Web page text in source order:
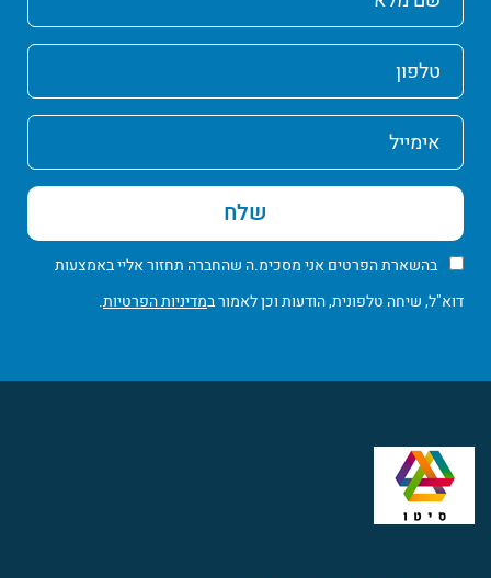
מלא
טלפון
אימייל
שלח
בהשארת הפרטים אני מסכימ.ה שהחברה תחזור אליי באמצעות
דוא"ל, שיחה טלפונית, הודעות וכן לאמור במדיניות הפרטיות.